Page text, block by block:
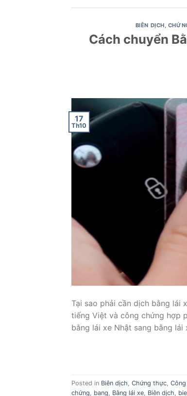
BIÊN DỊCH,
Cách chuyển
17
Th10
Tại sao phải cần dịch bằng lái
tiếng Việt và công chứng hợp
bằng lái xe Nhật sang bằng
Posted in Biên dịch Chứng thực
chứng
bang Bằng lái xe Biên dịch